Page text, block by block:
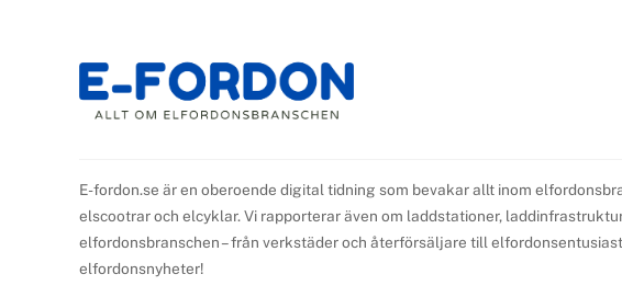
E-fordon.se är en oberoende digital tidning som bevakar allt inom
elscootrar och elcyklar. Vi rapporterar även om laddstationer,
elfordonsbranschen – från verkstäder och återförsäljare till
elfordonsnyheter!